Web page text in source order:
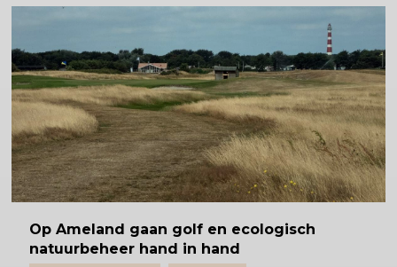
Op Ameland gaan golf en ecologisch
natuurbeheer hand in hand